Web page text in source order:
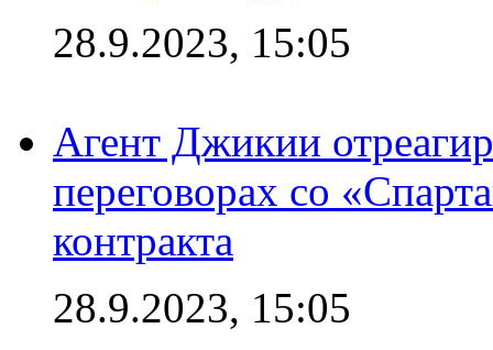
28.9.2023, 15:05
Агент Джикии
переговорах со
контракта
28.9.2023, 15:05